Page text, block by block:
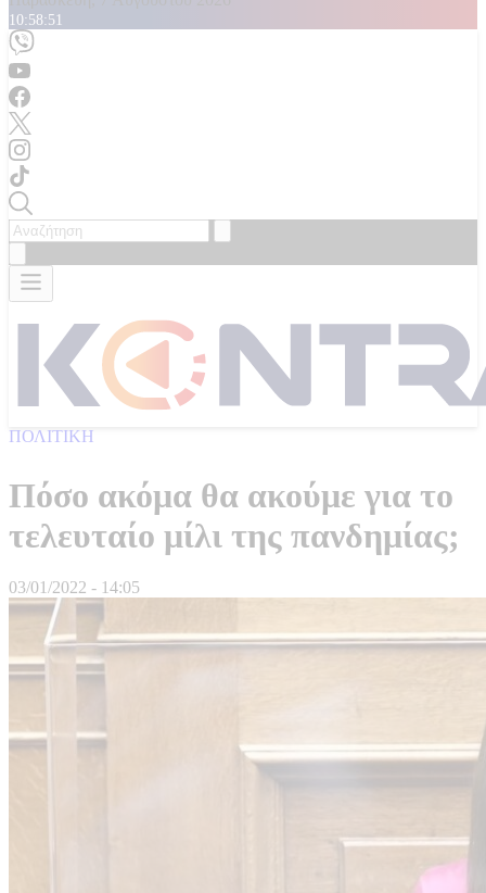
10:58:53
ΠΟΛΙΤΙΚΗ
Πόσο ακόμα θα ακούμε για το
τελευταίο μίλι της πανδημίας;
03/01/2022 - 14:05